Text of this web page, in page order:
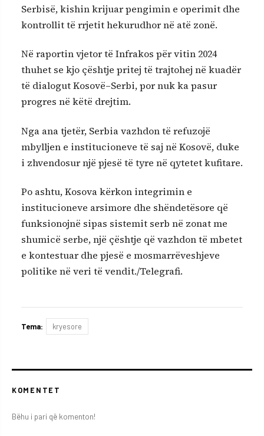
Serbisë, kishin krijuar pengimin e operimit dhe
kontrollit të rrjetit hekurudhor në atë zonë.
Në raportin vjetor të Infrakos për vitin 2024
thuhet se kjo çështje pritej të trajtohej në kuadër
të dialogut Kosovë–Serbi, por nuk ka pasur
progres në këtë drejtim.
Nga ana tjetër, Serbia vazhdon të refuzojë
mbylljen e institucioneve të saj në Kosovë, duke
i zhvendosur një pjesë të tyre në qytetet kufitare.
Po ashtu, Kosova kërkon integrimin e
institucioneve arsimore dhe shëndetësore që
funksionojnë sipas sistemit serb në zonat me
shumicë serbe, një çështje që vazhdon të mbetet
e kontestuar dhe pjesë e mosmarrëveshjeve
politike në veri të vendit./Telegrafi.
Tema: kryesore
KOMENTET
Bëhu i pari që komenton!